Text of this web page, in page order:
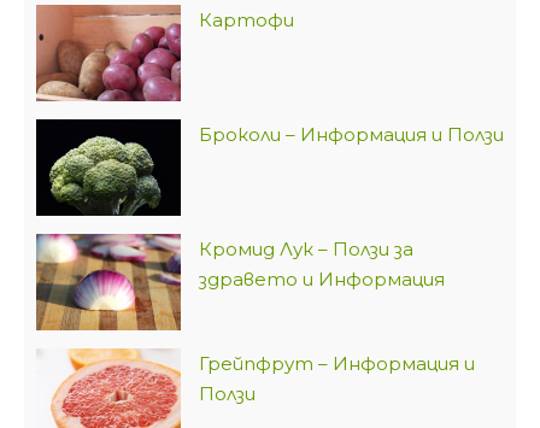
Картофи
Броколи – Информация и Ползи
Кромид Лук – Ползи за
здравето и Информация
Грейпфрут – Информация и
Ползи